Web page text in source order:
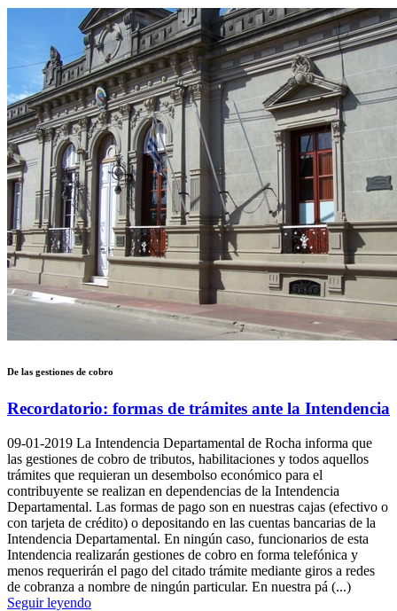
De las gestiones de cobro
Recordatorio: formas de trámites ante la Intendencia
09-01-2019 La Intendencia Departamental de Rocha informa que
las gestiones de cobro de tributos, habilitaciones y todos aquellos
trámites que requieran un desembolso económico para el
contribuyente se realizan en dependencias de la Intendencia
Departamental. Las formas de pago son en nuestras cajas (efectivo o
con tarjeta de crédito) o depositando en las cuentas bancarias de la
Intendencia Departamental. En ningún caso, funcionarios de esta
Intendencia realizarán gestiones de cobro en forma telefónica y
menos requerirán el pago del citado trámite mediante giros a redes
de cobranza a nombre de ningún particular. En nuestra pá (...)
Seguir leyendo